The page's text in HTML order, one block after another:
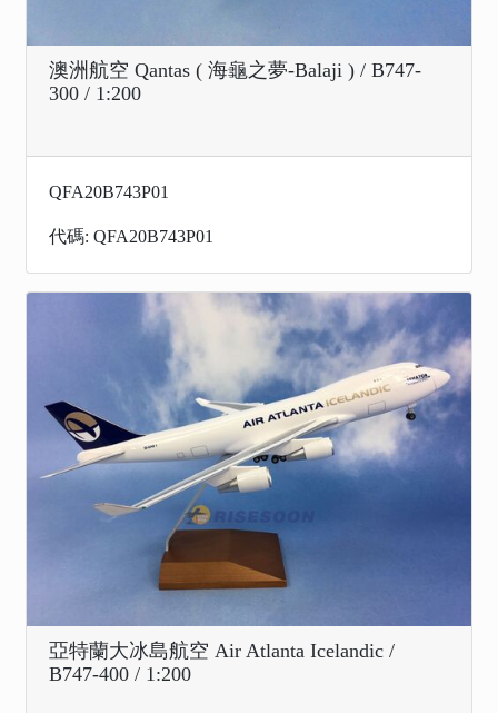
澳洲航空 Qantas ( 海龜之夢-Balaji ) / B747-
300 / 1:200
QFA20B743P01
代碼: QFA20B743P01
亞特蘭大冰島航空 Air Atlanta Icelandic /
B747-400 / 1:200